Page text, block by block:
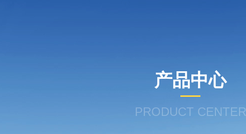
产品中心
PRODUCT CENTER